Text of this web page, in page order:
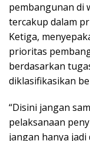
pembangunan di
tercakup dalam
Ketiga,
prioritas
berdasarkan
diklasifikasikan
“Disini jangan
pelaksanaan
jangan hanya